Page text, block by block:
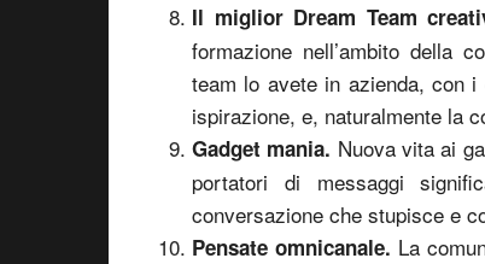
Il miglior Dream Team
formazione nell’ambito della
team lo avete in azienda, con
ispirazione, e, naturalmente la
Gadget mania. Nuova vita ai
portatori di messaggi
conversazione che stupisce e
Pensate omnicanale. La